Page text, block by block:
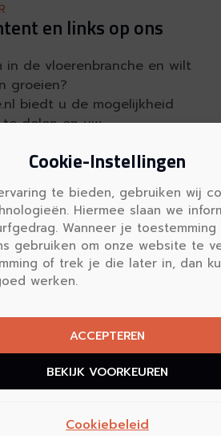
Cookie-Instellingen
te bieden, gebruiken wij
Hiermee slaan we
Wanneer je
gebruiken om onze website te
of trek je die later in, dan
werken.
ACCEPTEREN
BEKIJK VOORKEUREN
Cookiebeleid
en links op ons
in de vloerenbranche en wilt
groeien?
biedt u de mogelijkheid
delen en uw
te delen op ons platform.
Vloerenmagazine.nl biedt
uw kennis en kies de juiste vloer